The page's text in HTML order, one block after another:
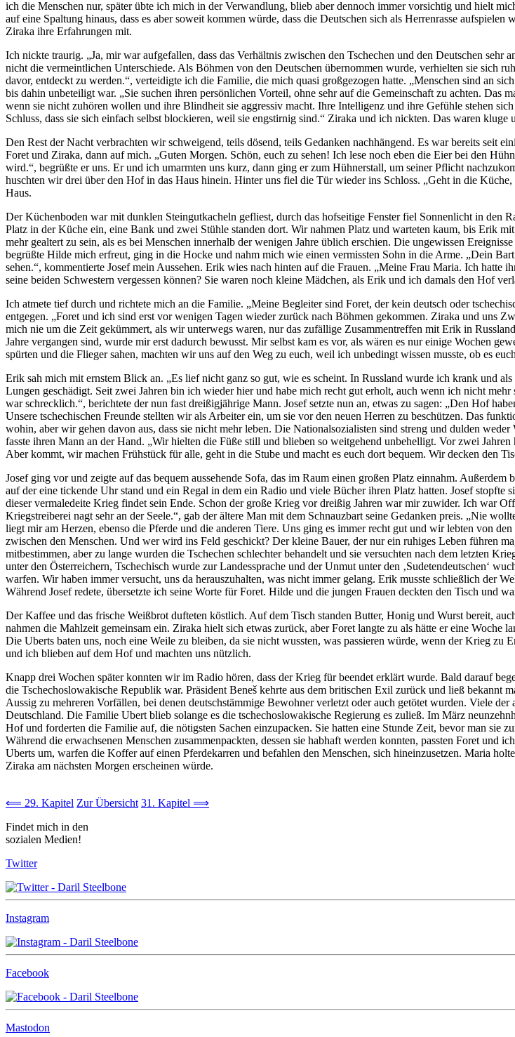
ich die Menschen nur, später übte ich mich in der Verwandlung, blieb aber dennoch immer vorsichtig und hielt
auf eine Spaltung hinaus, dass es aber soweit kommen würde, dass die Deutschen sich als Herrenrasse
Ziraka ihre Erfahrungen mit.
Ich nickte traurig. „Ja, mir war aufgefallen, dass das Verhältnis zwischen den Tschechen und den Deutschen
nicht die vermeintlichen Unterschiede. Als Böhmen von den Deutschen übernommen wurde, verhielten sie sich
davor, entdeckt zu werden.“, verteidigte ich die Familie, die mich quasi großgezogen hatte. „Menschen sind an
bis dahin unbeteiligt war. „Sie suchen ihren persönlichen Vorteil, ohne sehr auf die Gemeinschaft zu achten. Das
wenn sie nicht zuhören wollen und ihre Blindheit sie aggressiv macht. Ihre Intelligenz und ihre Gefühle stehen
Schluss, dass sie sich einfach selbst blockieren, weil sie engstirnig sind.“ Ziraka und ich nickten. Das waren
Den Rest der Nacht verbrachten wir schweigend, teils dösend, teils Gedanken nachhängend. Es war bereits seit
Foret und Ziraka, dann auf mich. „Guten Morgen. Schön, euch zu sehen! Ich lese noch eben die Eier bei den
wird.“, begrüßte er uns. Er und ich umarmten uns kurz, dann ging er zum Hühnerstall, um seiner Pflicht
huschten wir drei über den Hof in das Haus hinein. Hinter uns fiel die Tür wieder ins Schloss. „Geht in die
Haus.
Der Küchenboden war mit dunklen Steingutkacheln gefliest, durch das hofseitige Fenster fiel Sonnenlicht in den
Platz in der Küche ein, eine Bank und zwei Stühle standen dort. Wir nahmen Platz und warteten kaum, bis Erik
mehr gealtert zu sein, als es bei Menschen innerhalb der wenigen Jahre üblich erschien. Die ungewissen
begrüßte Hilde mich erfreut, ging in die Hocke und nahm mich wie einen vermissten Sohn in die Arme. „Dein
sehen.“, kommentierte Josef mein Aussehen. Erik wies nach hinten auf die Frauen. „Meine Frau Maria. Ich
seine beiden Schwestern vergessen können? Sie waren noch kleine Mädchen, als Erik und ich damals den Hof
Ich atmete tief durch und richtete mich an die Familie. „Meine Begleiter sind Foret, der kein deutsch oder
entgegen. „Foret und ich sind erst vor wenigen Tagen wieder zurück nach Böhmen gekommen. Ziraka und uns
mich nie um die Zeit gekümmert, als wir unterwegs waren, nur das zufällige Zusammentreffen mit Erik in
Jahre vergangen sind, wurde mir erst dadurch bewusst. Mir selbst kam es vor, als wären es nur einige Wochen
spürten und die Flieger sahen, machten wir uns auf den Weg zu euch, weil ich unbedingt wissen musste, ob es
Erik sah mich mit ernstem Blick an. „Es lief nicht ganz so gut, wie es scheint. In Russland wurde ich krank und
Lungen geschädigt. Seit zwei Jahren bin ich wieder hier und habe mich recht gut erholt, auch wenn ich nicht
war schrecklich.“, berichtete der nun fast dreißigjährige Mann. Josef setzte nun an, etwas zu sagen: „Den Hof
Unsere tschechischen Freunde stellten wir als Arbeiter ein, um sie vor den neuen Herren zu beschützen. Das
wohin, aber wir gehen davon aus, dass sie nicht mehr leben. Die Nationalsozialisten sind streng und dulden
fasste ihren Mann an der Hand. „Wir hielten die Füße still und blieben so weitgehend unbehelligt. Vor zwei
Aber kommt, wir machen Frühstück für alle, geht in die Stube und macht es euch dort bequem. Wir decken den
Josef ging vor und zeigte auf das bequem aussehende Sofa, das im Raum einen großen Platz einnahm.
auf der eine tickende Uhr stand und ein Regal in dem ein Radio und viele Bücher ihren Platz hatten. Josef
dieser vermaledeite Krieg findet sein Ende. Schon der große Krieg vor dreißig Jahren war mir zuwider. Ich war
Kriegstreiberei nagt sehr an der Seele.“, gab der ältere Man mit dem Schnauzbart seine Gedanken preis. „Nie
liegt mir am Herzen, ebenso die Pferde und die anderen Tiere. Uns ging es immer recht gut und wir lebten von
zwischen den Menschen. Und wer wird ins Feld geschickt? Der kleine Bauer, der nur ein ruhiges Leben führen
mitbestimmen, aber zu lange wurden die Tschechen schlechter behandelt und sie versuchten nach dem letzten
unter den Österreichern, Tschechisch wurde zur Landessprache und der Unmut unter den ‚Sudetendeutschen‘
warfen. Wir haben immer versucht, uns da herauszuhalten, was nicht immer gelang. Erik musste schließlich der
Während Josef redete, übersetzte ich seine Worte für Foret. Hilde und die jungen Frauen deckten den Tisch und
Der Kaffee und das frische Weißbrot dufteten köstlich. Auf dem Tisch standen Butter, Honig und Wurst bereit,
nahmen die Mahlzeit gemeinsam ein. Ziraka hielt sich etwas zurück, aber Foret langte zu als hätte er eine Woche
Die Uberts baten uns, noch eine Weile zu bleiben, da sie nicht wussten, was passieren würde, wenn der Krieg zu
und ich blieben auf dem Hof und machten uns nützlich.
Knapp drei Wochen später konnten wir im Radio hören, dass der Krieg für beendet erklärt wurde. Bald darauf
die Tschechoslowakische Republik war. Präsident Beneš kehrte aus dem britischen Exil zurück und ließ bekannt
Aussig zu mehreren Vorfällen, bei denen deutschstämmige Bewohner verletzt oder auch getötet wurden. Viele
Deutschland. Die Familie Ubert blieb solange es die tschechoslowakische Regierung es zuließ. Im März
Hof und forderten die Familie auf, die nötigsten Sachen einzupacken. Sie hatten eine Stunde Zeit, bevor man
Während die erwachsenen Menschen zusammenpackten, dessen sie habhaft werden konnten, passten Foret
Uberts um, warfen die Koffer auf einen Pferdekarren und befahlen den Menschen, sich hineinzusetzen. Maria
Ziraka am nächsten Morgen erscheinen würde.
⟸ 29. Kapitel Zur Übersicht 31. Kapitel ⟹
Findet mich in den
sozialen Medien!
Twitter
Instagram
Facebook
Mastodon